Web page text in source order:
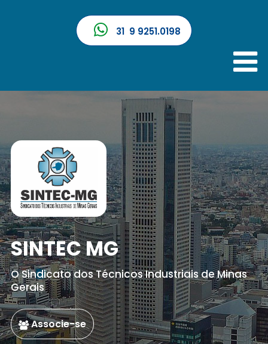
31 9 9251.0198
SINTEC MG
O Sindicato dos Técnicos Industriais de Minas
Gerais
Associe-se